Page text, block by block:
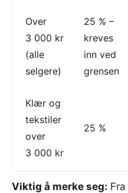
Over
3 000 kr
(alle
selgere)
25 % –
kreves
inn ved
grensen
Klær og
tekstiler
over
3 000 kr
25 %
Viktig å merke seg: